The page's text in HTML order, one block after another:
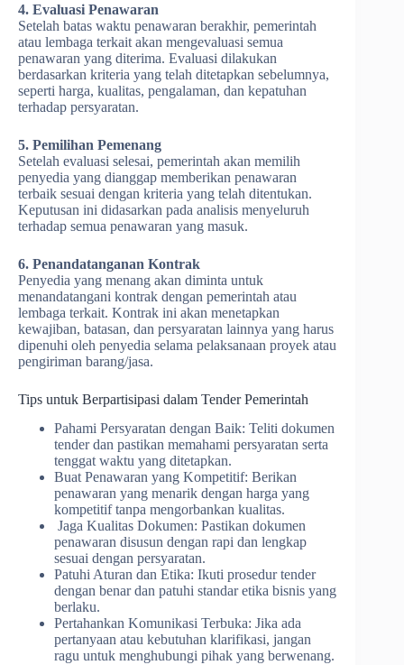
4. Evaluasi Penawaran
Setelah batas waktu penawaran berakhir, pemerintah
atau lembaga terkait akan mengevaluasi semua
penawaran yang diterima. Evaluasi dilakukan
berdasarkan kriteria yang telah ditetapkan sebelumnya,
seperti harga, kualitas, pengalaman, dan kepatuhan
terhadap persyaratan.
5. Pemilihan Pemenang
Setelah evaluasi selesai, pemerintah akan memilih
penyedia yang dianggap memberikan penawaran
terbaik sesuai dengan kriteria yang telah ditentukan.
Keputusan ini didasarkan pada analisis menyeluruh
terhadap semua penawaran yang masuk.
6. Penandatanganan Kontrak
Penyedia yang menang akan diminta untuk
menandatangani kontrak dengan pemerintah atau
lembaga terkait. Kontrak ini akan menetapkan
kewajiban, batasan, dan persyaratan lainnya yang harus
dipenuhi oleh penyedia selama pelaksanaan proyek atau
pengiriman barang/jasa.
Tips untuk Berpartisipasi dalam Tender Pemerintah
Pahami Persyaratan dengan Baik: Teliti dokumen
tender dan pastikan memahami persyaratan serta
tenggat waktu yang ditetapkan.
Buat Penawaran yang Kompetitif: Berikan
penawaran yang menarik dengan harga yang
kompetitif tanpa mengorbankan kualitas.
Jaga Kualitas Dokumen: Pastikan dokumen
penawaran disusun dengan rapi dan lengkap
sesuai dengan persyaratan.
Patuhi Aturan dan Etika: Ikuti prosedur tender
dengan benar dan patuhi standar etika bisnis yang
berlaku.
Pertahankan Komunikasi Terbuka: Jika ada
pertanyaan atau kebutuhan klarifikasi, jangan
ragu untuk menghubungi pihak yang berwenang.